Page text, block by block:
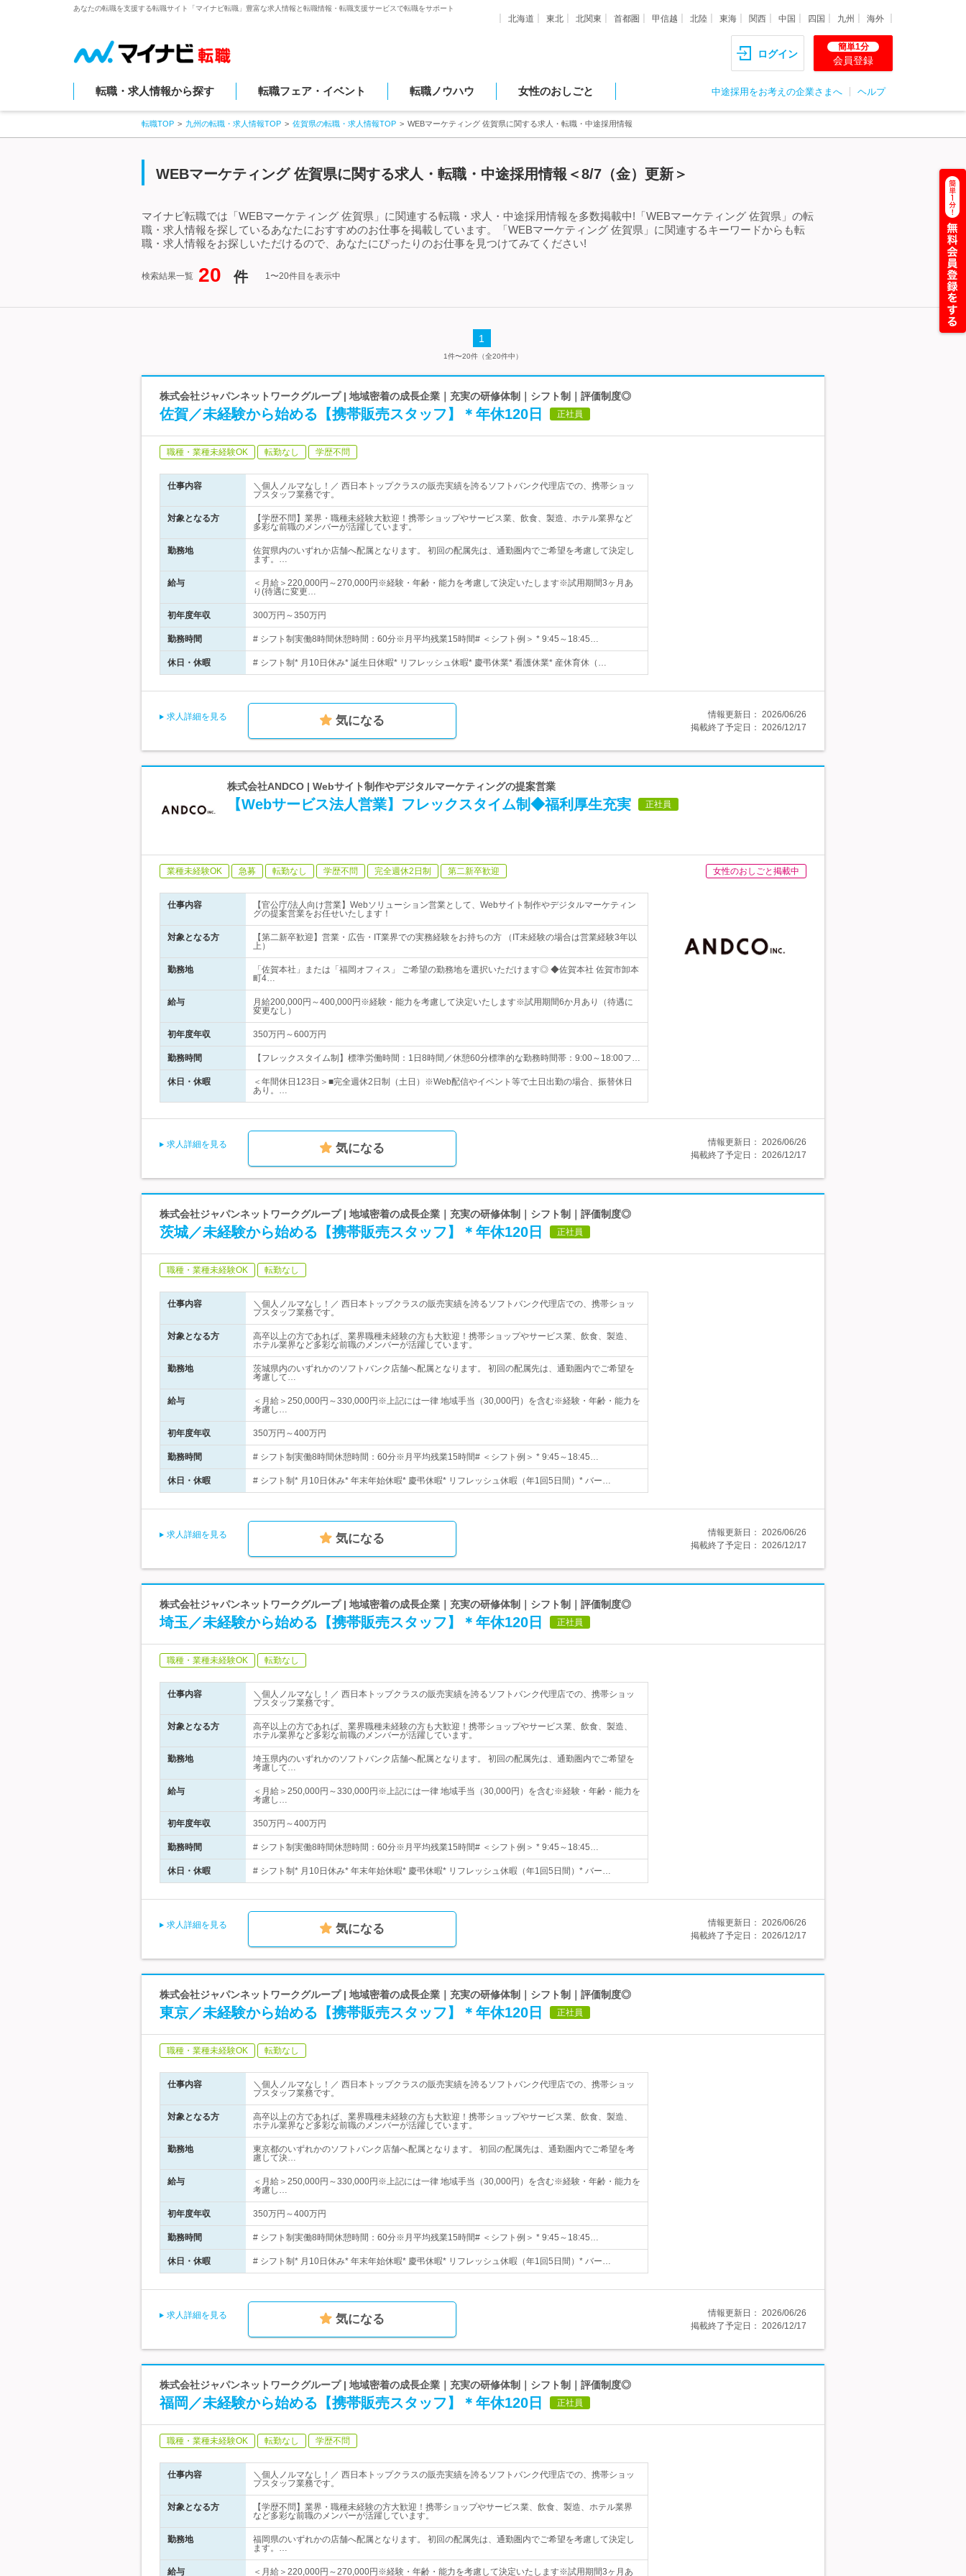
あなたの転職を支援する転職サイト「マイナビ転職」豊富な求人情報と転職情報・転職支援サービスで転職をサポート
北海道 東北 北関東 首都圏 甲信越 北陸 東海 関西 中国 四国 九州 海外
ログイン
簡単1分
会員登録
転職・求人情報から探す 転職フェア・イベント 転職ノウハウ 女性のおしごと 中途採用をお考えの企業さまへ ヘルプ
転職TOP 九州の転職・求人情報TOP 佐賀県の転職・求人情報TOP WEBマーケティング 佐賀県に関する求人・転職・中途採用情報
WEBマーケティング 佐賀県に関する求人・転職・中途採用情報＜8/7（金）更新＞
マイナビ転職では「WEBマーケティング 佐賀県」に関連する転職・求人・中途採用情報を多数掲載中!「WEBマーケティング 佐賀県」の転
職・求人情報を探しているあなたにおすすめのお仕事を掲載しています。「WEBマーケティング 佐賀県」に関連するキーワードからも転
職・求人情報をお探しいただけるので、あなたにぴったりのお仕事を見つけてみてください!
検索結果一覧 20 件 1〜20件目を表示中
1
1件〜20件（全20件中）
株式会社ジャパンネットワークグループ | 地域密着の成長企業｜充実の研修体制｜シフト制｜評価制度◎
佐賀／未経験から始める【携帯販売スタッフ】＊年休120日 正社員
職種・業種未経験OK 転勤なし 学歴不問
仕事内容
＼個人ノルマなし！／ 西日本トップクラスの販売実績を誇るソフトバンク代理店での、携帯ショッ
プスタッフ業務です。
対象となる方
【学歴不問】業界・職種未経験大歓迎！携帯ショップやサービス業、飲食、製造、ホテル業界など
多彩な前職のメンバーが活躍しています。
勤務地
佐賀県内のいずれか店舗へ配属となります。 初回の配属先は、通勤圏内でご希望を考慮して決定し
ます。…
給与
＜月給＞220,000円～270,000円※経験・年齢・能力を考慮して決定いたします※試用期間3ヶ月あ
り(待遇に変更…
初年度年収 300万円～350万円
勤務時間 # シフト制実働8時間休憩時間：60分※月平均残業15時間# ＜シフト例＞ * 9:45～18:45…
休日・休暇 # シフト制* 月10日休み* 誕生日休暇* リフレッシュ休暇* 慶弔休業* 看護休業* 産休育休（…
求人詳細を見る 気になる 情報更新日： 2026/06/26
掲載終了予定日： 2026/12/17
株式会社ANDCO | Webサイト制作やデジタルマーケティングの提案営業
【Webサービス法人営業】フレックスタイム制◆福利厚生充実 正社員
業種未経験OK 急募 転勤なし 学歴不問 完全週休2日制 第二新卒歓迎 女性のおしごと掲載中
仕事内容
【官公庁/法人向け営業】Webソリューション営業として、Webサイト制作やデジタルマーケティン
グの提案営業をお任せいたします！
対象となる方
【第二新卒歓迎】営業・広告・IT業界での実務経験をお持ちの方 （IT未経験の場合は営業経験3年以
上）
勤務地
「佐賀本社」または「福岡オフィス」 ご希望の勤務地を選択いただけます◎ ◆佐賀本社 佐賀市卸本
町4…
給与
月給200,000円～400,000円※経験・能力を考慮して決定いたします※試用期間6か月あり（待遇に
変更なし）
初年度年収 350万円～600万円
勤務時間 【フレックスタイム制】標準労働時間：1日8時間／休憩60分標準的な勤務時間帯：9:00～18:00フ…
休日・休暇
＜年間休日123日＞■完全週休2日制（土日）※Web配信やイベント等で土日出勤の場合、振替休日
あり。…
求人詳細を見る 気になる 情報更新日： 2026/06/26
掲載終了予定日： 2026/12/17
株式会社ジャパンネットワークグループ | 地域密着の成長企業｜充実の研修体制｜シフト制｜評価制度◎
茨城／未経験から始める【携帯販売スタッフ】＊年休120日 正社員
職種・業種未経験OK 転勤なし
仕事内容
＼個人ノルマなし！／ 西日本トップクラスの販売実績を誇るソフトバンク代理店での、携帯ショッ
プスタッフ業務です。
対象となる方
高卒以上の方であれば、業界職種未経験の方も大歓迎！携帯ショップやサービス業、飲食、製造、
ホテル業界など多彩な前職のメンバーが活躍しています。
勤務地
茨城県内のいずれかのソフトバンク店舗へ配属となります。 初回の配属先は、通勤圏内でご希望を
考慮して…
給与
＜月給＞250,000円～330,000円※上記には一律 地域手当（30,000円）を含む※経験・年齢・能力を
考慮し…
初年度年収 350万円～400万円
勤務時間 # シフト制実働8時間休憩時間：60分※月平均残業15時間# ＜シフト例＞ * 9:45～18:45…
休日・休暇 # シフト制* 月10日休み* 年末年始休暇* 慶弔休暇* リフレッシュ休暇（年1回5日間）* バー…
求人詳細を見る 気になる 情報更新日： 2026/06/26
掲載終了予定日： 2026/12/17
株式会社ジャパンネットワークグループ | 地域密着の成長企業｜充実の研修体制｜シフト制｜評価制度◎
埼玉／未経験から始める【携帯販売スタッフ】＊年休120日 正社員
職種・業種未経験OK 転勤なし
仕事内容
＼個人ノルマなし！／ 西日本トップクラスの販売実績を誇るソフトバンク代理店での、携帯ショッ
プスタッフ業務です。
対象となる方
高卒以上の方であれば、業界職種未経験の方も大歓迎！携帯ショップやサービス業、飲食、製造、
ホテル業界など多彩な前職のメンバーが活躍しています。
勤務地
埼玉県内のいずれかのソフトバンク店舗へ配属となります。 初回の配属先は、通勤圏内でご希望を
考慮して…
給与
＜月給＞250,000円～330,000円※上記には一律 地域手当（30,000円）を含む※経験・年齢・能力を
考慮し…
初年度年収 350万円～400万円
勤務時間 # シフト制実働8時間休憩時間：60分※月平均残業15時間# ＜シフト例＞ * 9:45～18:45…
休日・休暇 # シフト制* 月10日休み* 年末年始休暇* 慶弔休暇* リフレッシュ休暇（年1回5日間）* バー…
求人詳細を見る 気になる 情報更新日： 2026/06/26
掲載終了予定日： 2026/12/17
株式会社ジャパンネットワークグループ | 地域密着の成長企業｜充実の研修体制｜シフト制｜評価制度◎
東京／未経験から始める【携帯販売スタッフ】＊年休120日 正社員
職種・業種未経験OK 転勤なし
仕事内容
＼個人ノルマなし！／ 西日本トップクラスの販売実績を誇るソフトバンク代理店での、携帯ショッ
プスタッフ業務です。
対象となる方
高卒以上の方であれば、業界職種未経験の方も大歓迎！携帯ショップやサービス業、飲食、製造、
ホテル業界など多彩な前職のメンバーが活躍しています。
勤務地
東京都のいずれかのソフトバンク店舗へ配属となります。 初回の配属先は、通勤圏内でご希望を考
慮して決…
給与
＜月給＞250,000円～330,000円※上記には一律 地域手当（30,000円）を含む※経験・年齢・能力を
考慮し…
初年度年収 350万円～400万円
勤務時間 # シフト制実働8時間休憩時間：60分※月平均残業15時間# ＜シフト例＞ * 9:45～18:45…
休日・休暇 # シフト制* 月10日休み* 年末年始休暇* 慶弔休暇* リフレッシュ休暇（年1回5日間）* バー…
求人詳細を見る 気になる 情報更新日： 2026/06/26
掲載終了予定日： 2026/12/17
株式会社ジャパンネットワークグループ | 地域密着の成長企業｜充実の研修体制｜シフト制｜評価制度◎
福岡／未経験から始める【携帯販売スタッフ】＊年休120日 正社員
職種・業種未経験OK 転勤なし 学歴不問
仕事内容
＼個人ノルマなし！／ 西日本トップクラスの販売実績を誇るソフトバンク代理店での、携帯ショッ
プスタッフ業務です。
対象となる方
【学歴不問】業界・職種未経験の方大歓迎！携帯ショップやサービス業、飲食、製造、ホテル業界
など多彩な前職のメンバーが活躍しています。
勤務地
福岡県のいずれかの店舗へ配属となります。 初回の配属先は、通勤圏内でご希望を考慮して決定し
ます。…
給与
＜月給＞220,000円～270,000円※経験・年齢・能力を考慮して決定いたします※試用期間3ヶ月あ